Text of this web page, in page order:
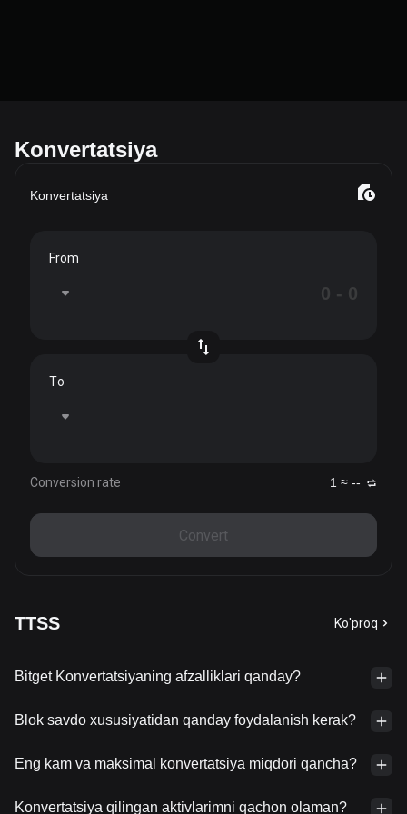
Konvertatsiya
Konvertatsiya
From
To
Conversion rate 1 ≈ --
Convert
TTSS Ko'proq
Bitget Konvertatsiyaning afzalliklari qanday?
Blok savdo xususiyatidan qanday foydalanish kerak?
Eng kam va maksimal konvertatsiya miqdori qancha?
Konvertatsiya qilingan aktivlarimni qachon olaman?